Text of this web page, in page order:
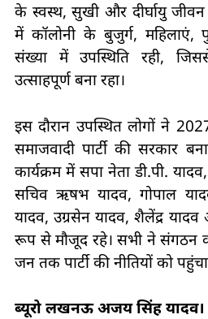
के स्वस्थ, सुखी और दीर्घायु जीवन
में कॉलोनी के बुजुर्ग,
संख्या में उपस्थिति रही,
उत्साहपूर्ण बना रहा।
इस दौरान उपस्थित लोगों ने
समाजवादी पार्टी की सरकार
कार्यक्रम में सपा नेता डी.पी. यादव,
सचिव ऋषभ यादव, गोपाल
यादव, उग्रसेन यादव, शैलेंद्र
रूप से मौजूद रहे। सभी ने
जन तक पार्टी की नीतियों को
ब्यूरो लखनऊ अजय सिंह यादव।